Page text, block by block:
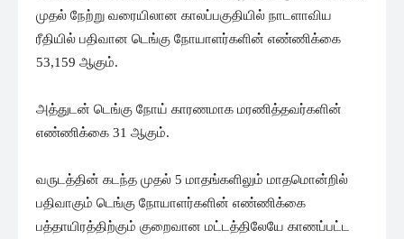
முதல் நேற்று வரையிலான காலப்பகுதியில் நாடளாவிய
ரீதியில் பதிவான டெங்கு நோயாளர்களின் எண்ணிக்கை
53,159 ஆகும்.
அத்துடன் டெங்கு நோய் காரணமாக மரணித்தவர்களின்
எண்ணிக்கை 31 ஆகும்.
வருடத்தின் கடந்த முதல் 5 மாதங்களிலும் மாதமொன்றில்
பதிவாகும் டெங்கு நோயாளர்களின் எண்ணிக்கை
பத்தாயிரத்திற்கும் குறைவான மட்டத்திலேயே காணப்பட்ட